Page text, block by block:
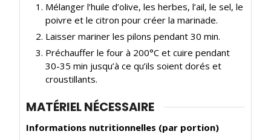
Mélanger l’huile d’olive, les herbes, l’ail, le sel, le
poivre et le citron pour créer la marinade.
Laisser mariner les pilons pendant 30 min.
Préchauffer le four à 200°C et cuire pendant
30-35 min jusqu’à ce qu’ils soient dorés et
croustillants.
MATÉRIEL NÉCESSAIRE
Informations nutritionnelles (par portion)